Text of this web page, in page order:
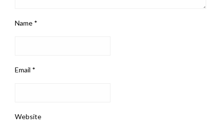
Name *
Email *
Website